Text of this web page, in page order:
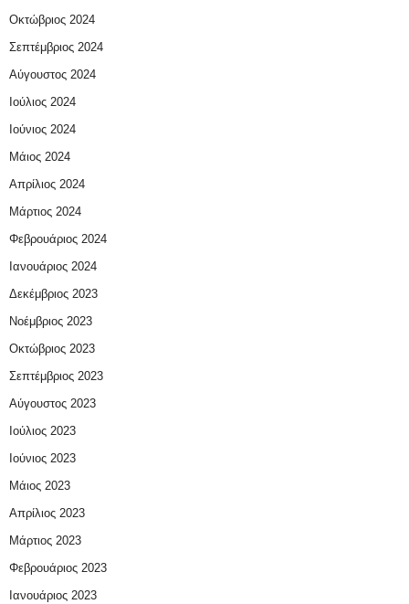
Οκτώβριος 2024
Σεπτέμβριος 2024
Αύγουστος 2024
Ιούλιος 2024
Ιούνιος 2024
Μάιος 2024
Απρίλιος 2024
Μάρτιος 2024
Φεβρουάριος 2024
Ιανουάριος 2024
Δεκέμβριος 2023
Νοέμβριος 2023
Οκτώβριος 2023
Σεπτέμβριος 2023
Αύγουστος 2023
Ιούλιος 2023
Ιούνιος 2023
Μάιος 2023
Απρίλιος 2023
Μάρτιος 2023
Φεβρουάριος 2023
Ιανουάριος 2023